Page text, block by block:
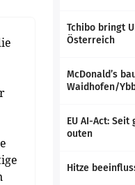
Tchibo bringt
Österreich
McDonald’s
Waidhofen/
EU AI-Act:
outen
Hitze